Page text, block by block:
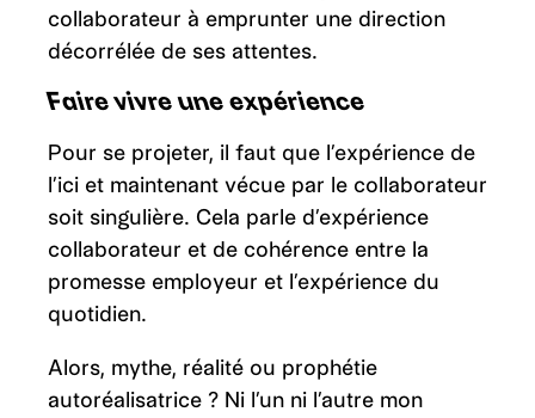
collaborateur à emprunter une direction
décorrélée de ses attentes.
Faire vivre une expérience
Pour se projeter, il faut que l’expérience de
l’ici et maintenant vécue par le collaborateur
soit singulière. Cela parle d’expérience
collaborateur et de cohérence entre la
promesse employeur et l’expérience du
quotidien.
Alors, mythe, réalité ou prophétie
autoréalisatrice ? Ni l’un ni l’autre mon